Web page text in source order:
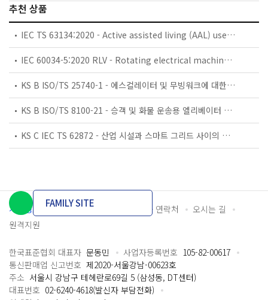
추천 상품
IEC TS 63134:2020 - Active assisted living (AAL) use cases
IEC 60034-5:2020 RLV - Rotating electrical machines - Part 5: Degrees of protection provided by the integral design of rotating electrical machines (IP code) - Classification
KS B ISO/TS 25740-1 - 에스컬레이터 및 무빙워크에 대한 안전요건 — 제1부: 세계공통 필수 안전요건(GESRs)
KS B ISO/TS 8100-21 - 승객 및 화물 운송용 엘리베이터 —제21부: 세계공통 필수안전요건(GESRs)을 충족하는 세계공통 안전 파라미터(GSPs)
KS C IEC TS 62872 - 산업 시설과 스마트 그리드 사이의 산업 공정 측정, 제어 및 자동화 시스템 인터페이스
개인정보처리방침 이용약관 담당자 연락처
오시는 길
원격지원
FAMILY SITE
한국표준협회 대표자 문동민 사업자등록번호 105-82-00617
통신판매업 신고번호 제2020-서울강남-00623호
주소 서울시 강남구 테헤란로69길 5 (삼성동, DT센터)
대표번호 02-6240-4618(발신자 부담전화)